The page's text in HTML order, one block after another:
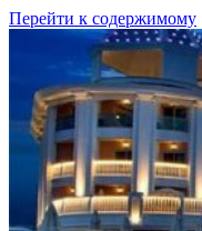
Перейти к содержимому